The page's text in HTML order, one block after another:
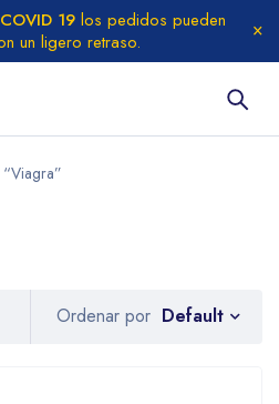
COVID 19 los pedidos pueden
un ligero retraso.
Ordenar por Default